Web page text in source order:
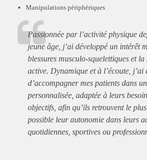
Manipulations périphériques
Passionnée par l’activité physique
jeune âge, j’ai développé un intérêt
blessures musculo-squelettiques et
active. Dynamique et à l’écoute,
d’accompagner mes patients dans
personnalisée, adaptée à leurs
objectifs, afin qu’ils retrouvent le
possible leur autonomie dans leurs
quotidiennes, sportives ou